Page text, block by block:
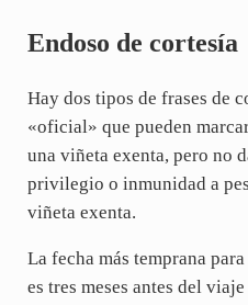
Endoso de cortesía
Hay dos tipos de frases de
«oficial» que pueden
una viñeta exenta, pero no
privilegio o inmunidad a
viñeta exenta.
La fecha más temprana
es tres meses antes del